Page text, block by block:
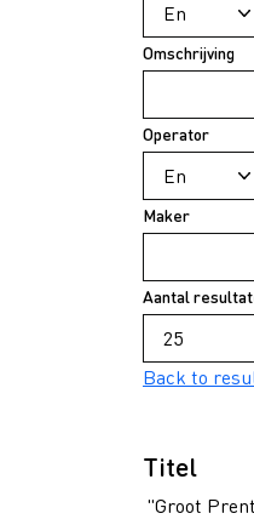
Omschrijving
Operator
Maker
Aantal
Back to
Titel
"Groot